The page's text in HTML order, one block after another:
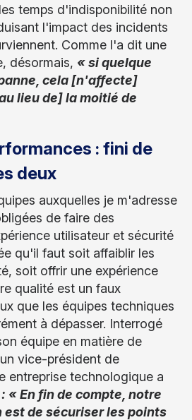
temps d'indisponibilité non
l'impact des incidents
Comme l'a dit une
désormais, « si quelque
cela [n'affecte]
lieu de] la moitié de
: fini de
deux
auxquelles je m'adresse
de faire des
utilisateur et sécurité
qu'il faut soit affaiblir les
soit offrir une expérience
qualité est un faux
que les équipes techniques
à dépasser. Interrogé
équipe en matière de
vice-président de
entreprise technologique a
: « En fin de compte, notre
de sécuriser les points